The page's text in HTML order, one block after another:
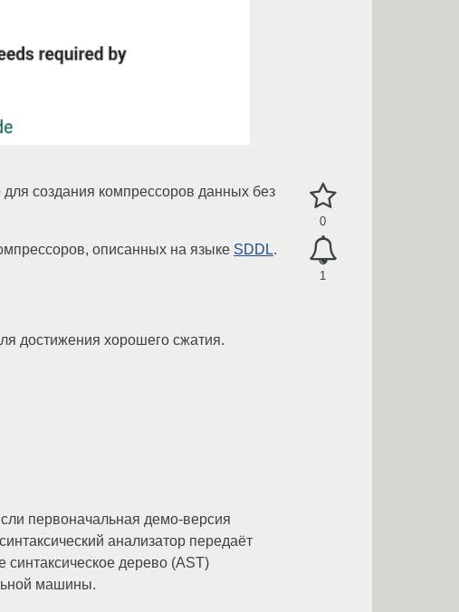
0
1
для создания компрессоров данных без
описанных на языке SDDL.
достижения хорошего сжатия.
первоначальная демо-версия
анализатор передаёт
синтаксическое дерево (AST)
машины.